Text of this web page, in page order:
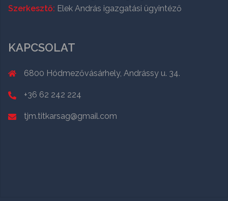
Szerkesztő: Elek András igazgatási ügyintéző
KAPCSOLAT
6800 Hódmezővásárhely, Andrássy u. 34.
+36 62 242 224
tjm.titkarsag@gmail.com